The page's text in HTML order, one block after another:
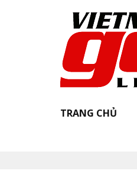
TRANG CHỦ
Khởi